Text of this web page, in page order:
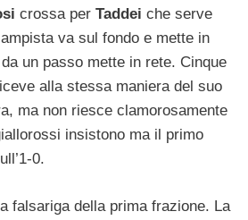
crossa per Taddei che serve
va sul fondo e mette in
un passo mette in rete. Cinque
alla stessa maniera del suo
ma non riesce clamorosamente
insistono ma il primo
0.
falsariga della prima frazione. La